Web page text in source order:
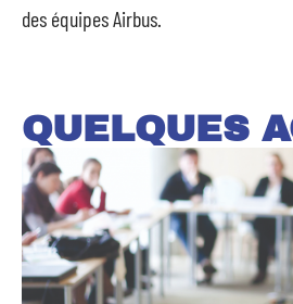
des équipes Airbus.
QUELQUES